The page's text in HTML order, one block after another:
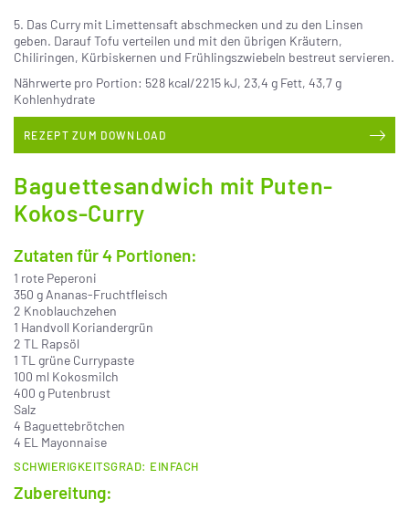
5. Das Curry mit Limettensaft abschmecken und zu den Linsen
geben. Darauf Tofu verteilen und mit den übrigen Kräutern,
Chiliringen, Kürbiskernen und Frühlingszwiebeln bestreut servieren.
Nährwerte pro Portion: 528 kcal/2215 kJ, 23,4 g Fett, 43,7 g
Kohlenhydrate
REZEPT ZUM DOWNLOAD
Baguettesandwich mit Puten-
Kokos-Curry
Zutaten für 4 Portionen:
1 rote Peperoni
350 g Ananas-Fruchtfleisch
2 Knoblauchzehen
1 Handvoll Koriandergrün
2 TL Rapsöl
1 TL grüne Currypaste
100 ml Kokosmilch
400 g Putenbrust
Salz
4 Baguettebrötchen
4 EL Mayonnaise
SCHWIERIGKEITSGRAD: EINFACH
Zubereitung: